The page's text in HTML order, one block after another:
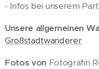
- Infos bei unserem
Unsere allgemeinen
Großstadtwanderer
Fotos von Fotografin